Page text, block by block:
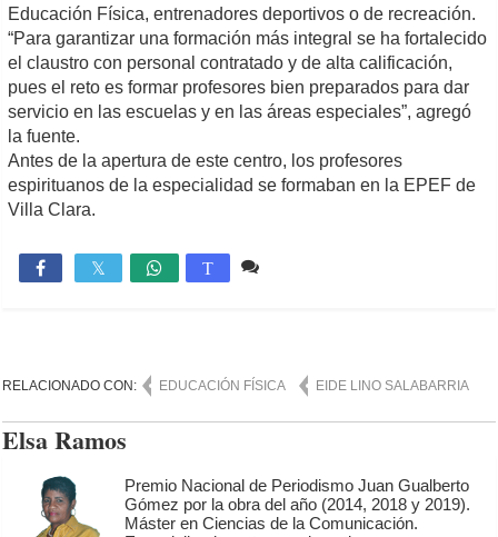
Educación Física, entrenadores deportivos o de recreación.
“Para garantizar una formación más integral se ha fortalecido
el claustro con personal contratado y de alta calificación,
pues el reto es formar profesores bien preparados para dar
servicio en las escuelas y en las áreas especiales”, agregó
la fuente.
Antes de la apertura de este centro, los profesores
espirituanos de la especialidad se formaban en la EPEF de
Villa Clara.
 T
RELACIONADO CON: EDUCACIÓN FÍSICA EIDE LINO SALABARRIA
Elsa Ramos
Premio Nacional de Periodismo Juan Gualberto
Gómez por la obra del año (2014, 2018 y 2019).
Máster en Ciencias de la Comunicación.